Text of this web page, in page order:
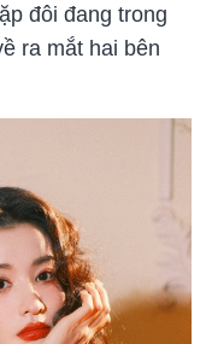
đôi đang trong
ra mắt hai bên